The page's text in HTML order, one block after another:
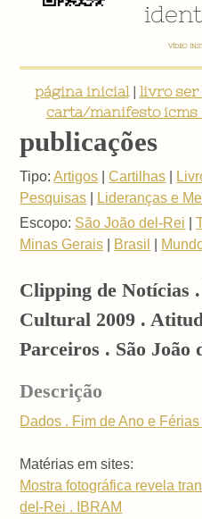
VÍDEO
página inicial| livro ser
carta/manifesto
publicações
Tipo: Artigos |Cartilhas
Pesquisas
Lideranças e
Escopo: São João del-Rei |
Minas Gerais
Brasil
Clipping de Notícias
Cultural 2009 .
Parceiros . São João
Descrição
Dados . Fim de Ano e
Matérias em sites:
Mostra fotográfica revela
del-Rei . IBRAM